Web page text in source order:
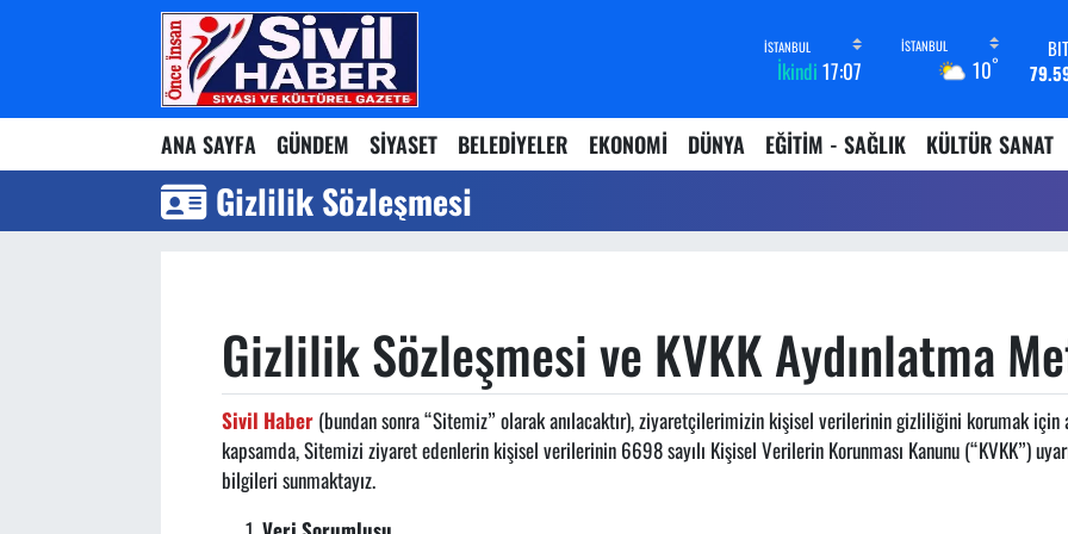
İkindi 17:07 10°
ANA SAYFA GÜNDEM SİYASET BELEDİYELER EKONOMİ DÜNYA EĞİTİM - SAĞLIK KÜLTÜR SANAT
Gizlilik Sözleşmesi
Gizlilik Sözleşmesi ve KVKK Aydınlatma
Sivil Haber(bundan sonra “Sitemiz” olarak anılacaktır), ziyaretçilerimizin kişisel verilerinin gizliliğini korumak
kapsamda, Sitemizi ziyaret edenlerin kişisel verilerinin 6698 sayılı Kişisel Verilerin Korunması Kanunu (“KVKK”)
bilgileri sunmaktayız.
Nöbetçi Eczaneler
Hava Durumu
Namaz Vakitleri
Süper Lig Puan Durumu ve Fikstür
Son Dakika Haberleri